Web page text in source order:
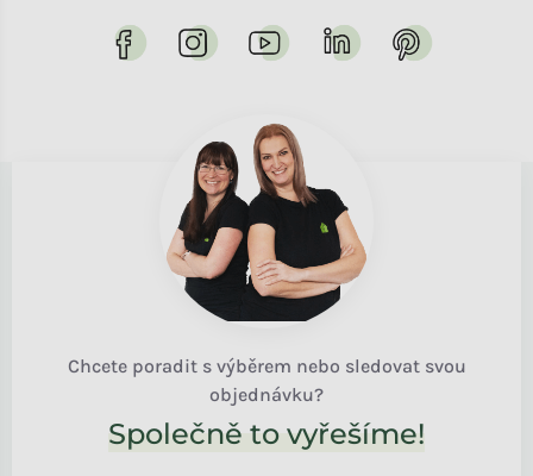
Chcete poradit s výběrem nebo sledovat svou
objednávku?
Společně to vyřešíme!